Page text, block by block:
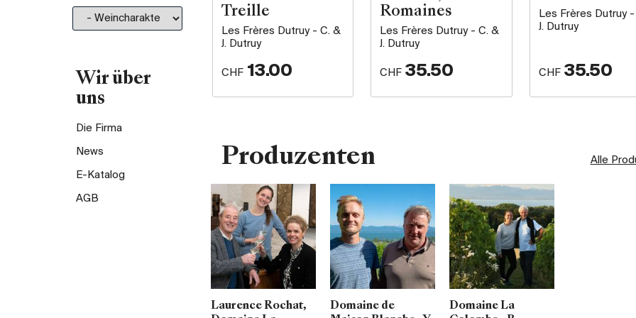
Wir über
uns
Die Firma
News
E-Katalog
AGB
Treille
Les Frères Dutruy - C. &
J. Dutruy
CHF 13.00
Romaines
Les Frères Dutruy - C. &
J. Dutruy
CHF 35.50
Les Frères Dutruy -
J. Dutruy
CHF 35.50
Produzenten Alle
Laurence Rochat,
Domaine de
Domaine La